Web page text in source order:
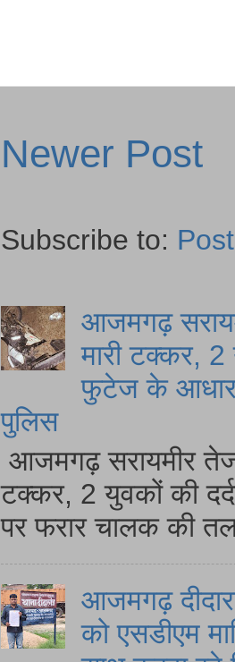
Newer Post
Subscribe to:
आजमगढ़
मारी टक्कर, 2
फुटेज के आधार
पुलिस
आजमगढ़ सरायमीर तेज
टक्कर, 2 युवकों की
पर फरार चालक की
आजमगढ़
को एसडीएम